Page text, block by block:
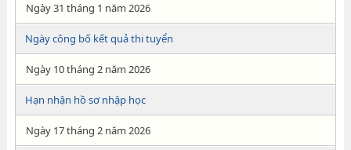
Ngày 31 tháng 1 năm 2026
Ngày công bố kết quả thi tuyển
Ngày 10 tháng 2 năm 2026
Hạn nhận hồ sơ nhập học
Ngày 17 tháng 2 năm 2026